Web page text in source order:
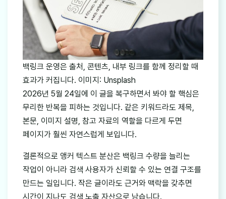
백링크 운영은 출처, 콘텐츠, 내부 링크를 함께 정리할 때
효과가 커집니다. 이미지: Unsplash
2026년 5월 24일에 이 글을 복구하면서 봐야 할 핵심은
무리한 반복을 피하는 것입니다. 같은 키워드라도 제목,
본문, 이미지 설명, 참고 자료의 역할을 다르게 두면
페이지가 훨씬 자연스럽게 보입니다.
결론적으로 앵커 텍스트 분산은 백링크 수량을 늘리는
작업이 아니라 검색 사용자가 신뢰할 수 있는 연결 구조를
만드는 일입니다. 작은 글이라도 근거와 맥락을 갖추면
시간이 지나도 검색 노출 자산으로 남습니다.